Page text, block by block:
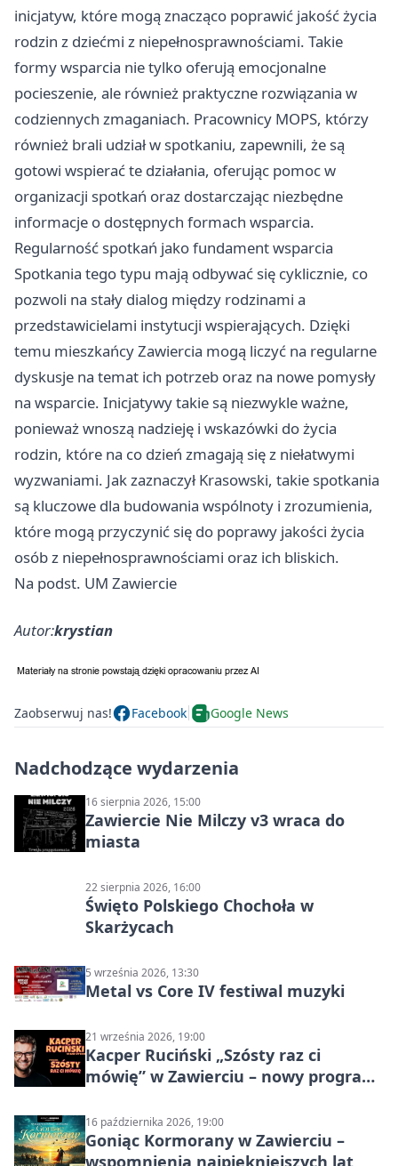
inicjatyw, które mogą znacząco poprawić jakość życia
rodzin z dziećmi z niepełnosprawnościami. Takie
formy wsparcia nie tylko oferują emocjonalne
pocieszenie, ale również praktyczne rozwiązania w
codziennych zmaganiach. Pracownicy MOPS, którzy
również brali udział w spotkaniu, zapewnili, że są
gotowi wspierać te działania, oferując pomoc w
organizacji spotkań oraz dostarczając niezbędne
informacje o dostępnych formach wsparcia.
Regularność spotkań jako fundament wsparcia
Spotkania tego typu mają odbywać się cyklicznie, co
pozwoli na stały dialog między rodzinami a
przedstawicielami instytucji wspierających. Dzięki
temu mieszkańcy Zawiercia mogą liczyć na regularne
dyskusje na temat ich potrzeb oraz na nowe pomysły
na wsparcie. Inicjatywy takie są niezwykle ważne,
ponieważ wnoszą nadzieję i wskazówki do życia
rodzin, które na co dzień zmagają się z niełatwymi
wyzwaniami. Jak zaznaczył Krasowski, takie spotkania
są kluczowe dla budowania wspólnoty i zrozumienia,
które mogą przyczynić się do poprawy jakości życia
osób z niepełnosprawnościami oraz ich bliskich.
Na podst. UM Zawiercie
Autor:krystian
Zaobserwuj nas! Facebook Google News
Nadchodzące wydarzenia
16 sierpnia 2026, 15:00
Zawiercie Nie Milczy v3 wraca do
miasta
22 sierpnia 2026, 16:00
Święto Polskiego Chochoła w
Skarżycach
5 września 2026, 13:30
Metal vs Core IV festiwal muzyki
21 września 2026, 19:00
Kacper Ruciński „Szósty raz ci
mówię” w Zawierciu – nowy program
16 października 2026, 19:00
Goniąc Kormorany w Zawierciu –
wspomnienia najpiękniejszych lat